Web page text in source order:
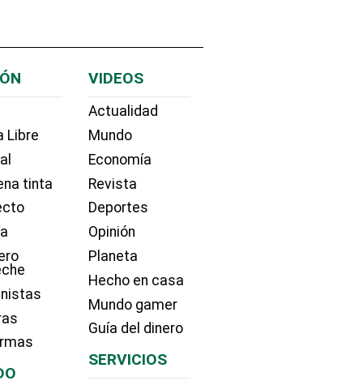
Libre
tinta
VIDEOS
Actualidad
Mundo
Economía
Revista
Deportes
Opinión
Planeta
Hecho en casa
Mundo gamer
Guía del dinero
SERVICIOS